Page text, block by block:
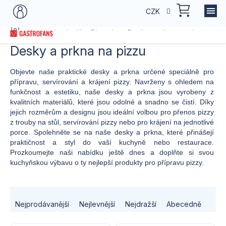
Přejít
CZK
Domů
Kategorie zboží Pizzerie Desky a prkna na pizzu
Desky a prkna na pizzu
Objevte naše praktické desky a prkna určené speciálně pro
přípravu, servírování a krájení pizzy. Navrženy s ohledem na
funkčnost a estetiku, naše desky a prkna jsou vyrobeny z
kvalitních materiálů, které jsou odolné a snadno se čistí. Díky
jejich rozměrům a designu jsou ideální volbou pro přenos pizzy
z trouby na stůl, servírování pizzy nebo pro krájení na jednotlivé
porce. Spolehněte se na naše desky a prkna, které přinášejí
praktičnost a styl do vaší kuchyně nebo restaurace.
Prozkoumejte naši nabídku ještě dnes a doplňte si svou
kuchyňskou výbavu o ty nejlepší produkty pro přípravu pizzy.
Nejprodávanější Nejlevnější Nejdražší Abecedně